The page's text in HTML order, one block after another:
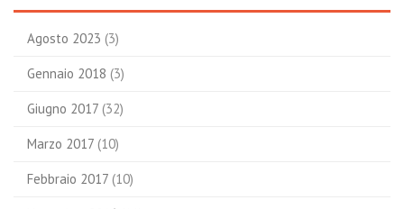
Agosto 2023 (3)
Gennaio 2018 (3)
Giugno 2017 (32)
Marzo 2017 (10)
Febbraio 2017 (10)